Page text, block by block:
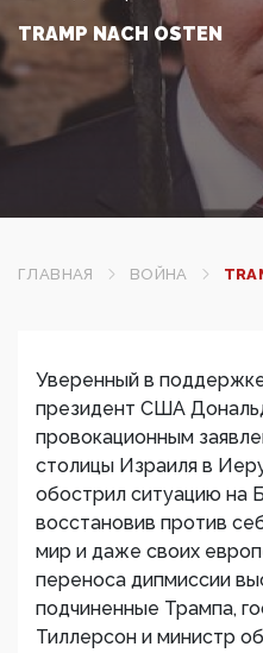
TRAMP NACH OSTEN
ГЛАВНАЯ ВОЙНА
Уверенный в
президент США
провокационным
столицы Израиля в
обострил ситуацию на
восстановив против
мир и даже своих
переноса дипмиссии
подчиненные Трампа,
Тиллерсон и министр